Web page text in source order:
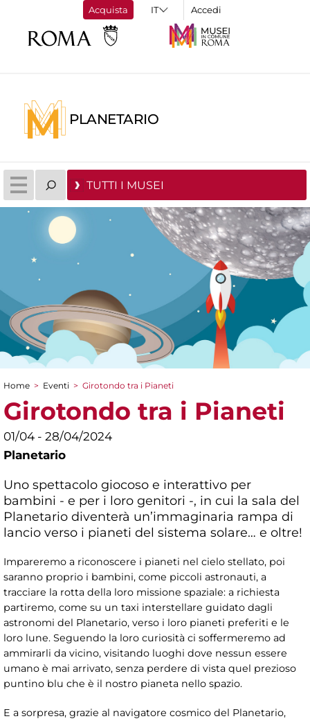
Acquista Accedi
PLANETARIO
TUTTI I MUSEI
Tu sei qui
Home > Eventi > Girotondo tra i Pianeti
Girotondo tra i Pianeti
01/04 - 28/04/2024
Planetario
Uno spettacolo giocoso e interattivo per
bambini - e per i loro genitori -, in cui la sala del
Planetario diventerà un’immaginaria rampa di
lancio verso i pianeti del sistema solare… e oltre!
Impareremo a riconoscere i pianeti nel cielo stellato, poi
saranno proprio i bambini, come piccoli astronauti, a
tracciare la rotta della loro missione spaziale: a richiesta
partiremo, come su un taxi interstellare guidato dagli
astronomi del Planetario, verso i loro pianeti preferiti e le
loro lune. Seguendo la loro curiosità ci soffermeremo ad
ammirarli da vicino, visitando luoghi dove nessun essere
umano è mai arrivato, senza perdere di vista quel prezioso
puntino blu che è il nostro pianeta nello spazio.
E a sorpresa, grazie al navigatore cosmico del Planetario,